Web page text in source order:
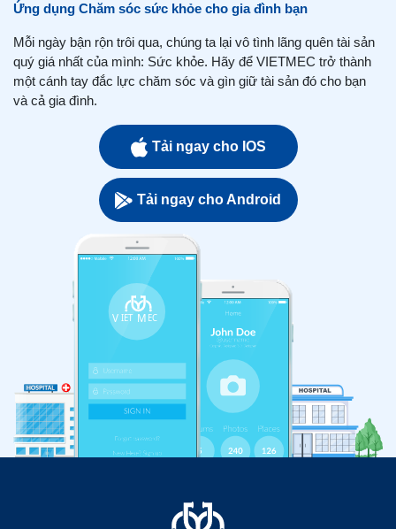
Ứng dụng Chăm sóc sức khỏe cho gia đình bạn
Mỗi ngày bận rộn trôi qua, chúng ta lại vô tình lãng quên tài sản
quý giá nhất của mình: Sức khỏe. Hãy để VIETMEC trở thành
một cánh tay đắc lực chăm sóc và gìn giữ tài sản đó cho bạn
và cả gia đình.
Tải ngay cho IOS
Tải ngay cho Android